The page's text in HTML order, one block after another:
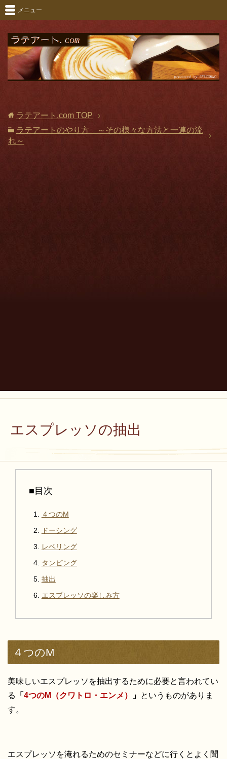
メニュー
ラテアート.com TOP
ラテアートのやり方 ～その様々な方法と一連の流
れ～
エスプレッソの抽出
■目次
４つのM
ドーシング
レベリング
タンピング
抽出
エスプレッソの楽しみ方
４つのM
美味しいエスプレッソを抽出するために必要と言われてい
る
「 4つのM（クワトロ・エンメ） 」 というものがありま
す。
エスプレッソを淹れるためのセミナーなどに行くとよく聞